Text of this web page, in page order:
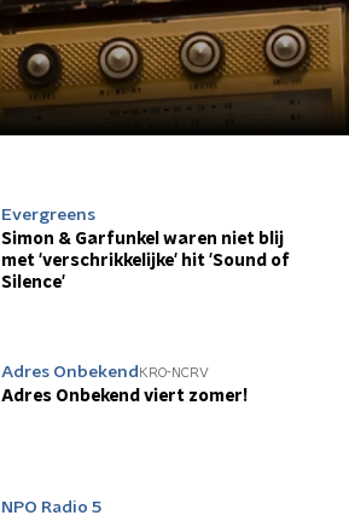
Evergreens
Simon & Garfunkel waren niet blij
met 'verschrikkelijke' hit 'Sound of
Silence'
Adres Onbekend KRO-NCRV
Adres Onbekend viert zomer!
NPO Radio 5